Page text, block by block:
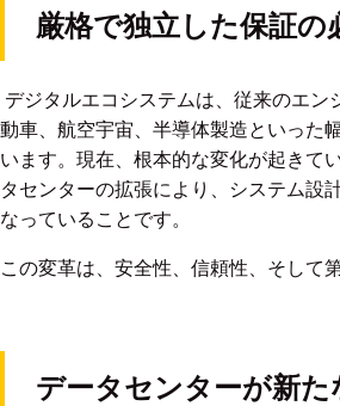
厳格で独立した保証
デジタルエコシステムは、従来のエ
動車、航空宇宙、半導体製造といった
います。現在、根本的な変化が起きて
タセンターの拡張により、システム設
なっていることです。
この変革は、安全性、信頼性、そして
データセンターが新